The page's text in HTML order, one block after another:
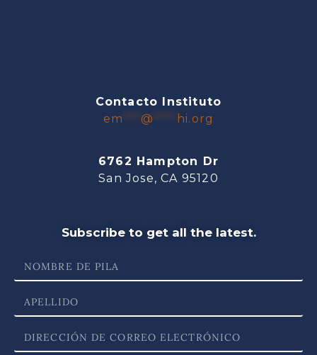
Contacto Instituto
em
@ hi.org
6762 Hampton Dr
San Jose, CA 95120
Subscribe to get all the latest.